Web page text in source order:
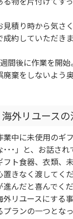
見積り時から気さ
成約していただき
間後に作業を開始。
廃棄をしないよう
海外リユース
業中に未使用のギ
･･･」と、お話され
フト食器、衣類、
置きなく渡してく
進んだと喜んでく
外リユースにする
プランの一つとなっ